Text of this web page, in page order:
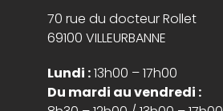
70 rue du docteur Rollet
69100 VILLEURBANNE
Lundi :13h00 – 17h00
Du mardi au vendredi :